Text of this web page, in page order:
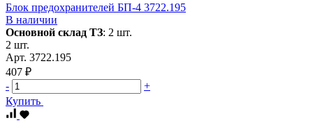
Блок предохранителей БП-4 3722.195
В наличии
Основной склад ТЗ: 2 шт.
2 шт.
Арт. 3722.195
407 ₽
-
+
Купить